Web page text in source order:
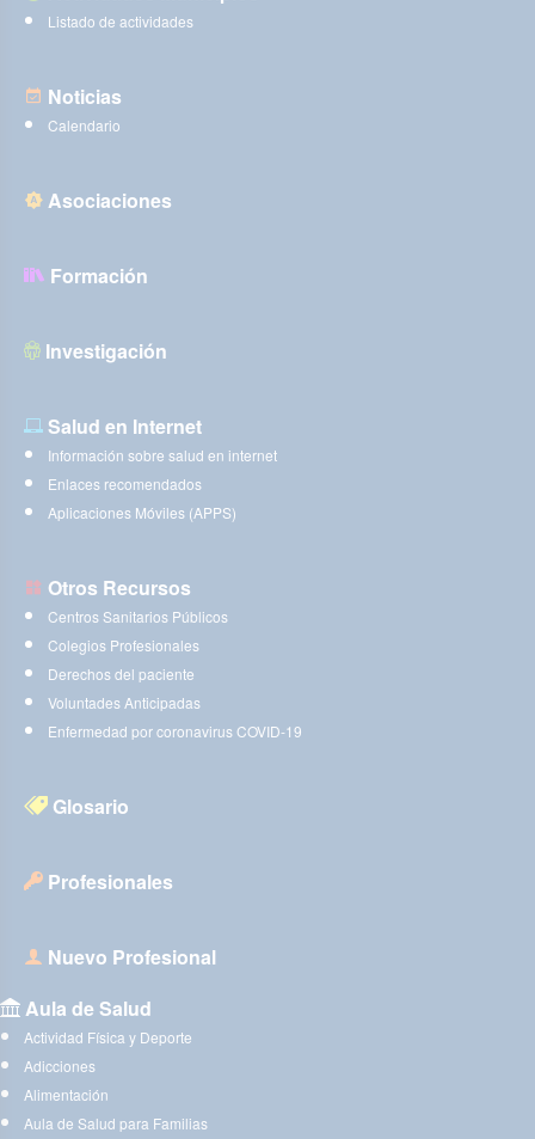
Listado de actividades
Noticias
Calendario
Asociaciones
Formación
Investigación
Salud en Internet
Información sobre salud en internet
Enlaces recomendados
Aplicaciones Móviles (APPS)
Otros Recursos
Centros Sanitarios Públicos
Colegios Profesionales
Derechos del paciente
Voluntades Anticipadas
Enfermedad por coronavirus COVID-19
Glosario
Profesionales
Nuevo Profesional
Aula de Salud
Actividad Física y Deporte
Adicciones
Alimentación
Aula de Salud para Familias